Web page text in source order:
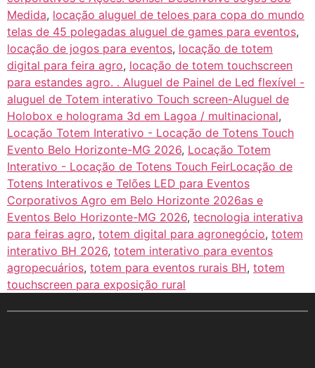
Medida, locação aluguel de teloes para copa do mundo
telas de 45 polegadas aluguel de games para eventos,
locação de jogos para eventos, locação de totem
digital para feira agro, locação de totem touchscreen
para estandes agro. . Aluguel de Painel de Led flexível -
aluguel de Totem interativo Touch screen-Aluguel de
Holobox e holograma 3d em Lagoa / multinacional,
Locação Totem Interativo - Locação de Totens Touch
Evento Belo Horizonte-MG 2026, Locação Totem
Interativo - Locação de Totens Touch FeirLocação de
Totens Interativos e Telões LED para Eventos
Corporativos Agro em Belo Horizonte 2026as e
Eventos Belo Horizonte-MG 2026, tecnologia interativa
para feiras agro, totem digital para agronegócio, totem
interativo BH 2026, totem interativo para eventos
agropecuários, totem para eventos rurais BH, totem
touchscreen para exposição rural